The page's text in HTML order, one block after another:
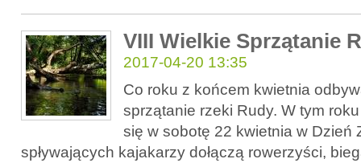
VIII Wielkie Sprzątanie
2017-04-20 13:35
Co roku z końcem kwietnia
sprzątanie rzeki Rudy. W tym
się w sobotę 22 kwietnia w Dzień
spływających kajakarzy dołączą rowerzyści,